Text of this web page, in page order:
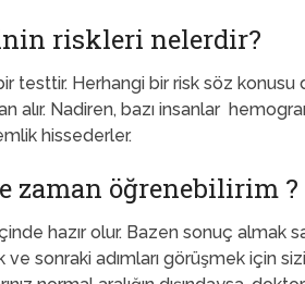
riskleri nelerdir?
testtir. Herhangi bir risk söz konusu
alır. Nadiren, bazı insanlar
hissederler.
zaman öğrenebilirim ?
hazır olur. Bazen sonuç almak
ve sonraki adımları görüşmek için